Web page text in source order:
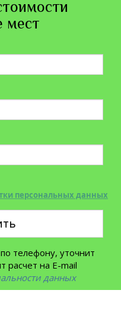
мест
персональных данных
телефону, уточнит
расчет на E-mail
данных